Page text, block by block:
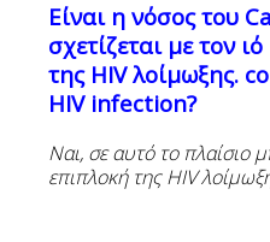
Είναι η νόσος του
σχετίζεται με τον ιό
της HIV λοίμωξης.
HIV infection?
Ναι, σε αυτό το πλαίσιο
επιπλοκή τηςHIV